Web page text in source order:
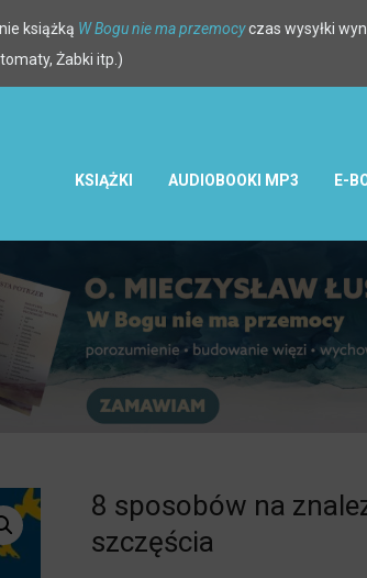
książką W Bogu nie ma przemocyczas wysyłki
Żabki itp.)
KSIĄŻKI AUDIOBOOKI MP3 E-
8 sposobów na
szczęścia